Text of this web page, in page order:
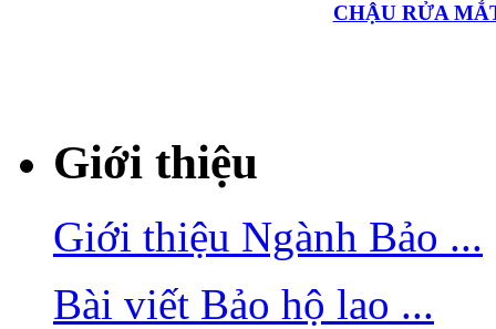
CHẬU RỬA
Giới thiệu
Giới thiệu Ngành Bảo ...
Bài viết Bảo hộ lao ...